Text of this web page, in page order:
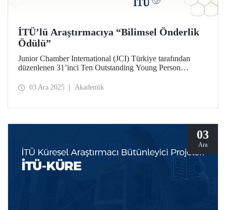
İTÜ’lü Araştırmacıya “Bilimsel Önderlik
Ödülü”
Junior Chamber International (JCI) Türkiye tarafından
düzenlenen 31’inci Ten Outstanding Young Person
gecesi gerçekleştirilen gala töreninde Bilimsel Önderlik
03 Ara 2025 Akademik
03
Ara